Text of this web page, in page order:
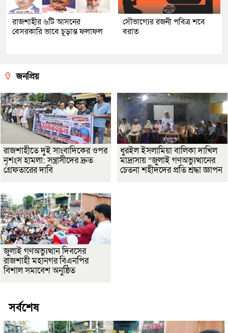
রাজশাহীর ৬টি আসনের
বেসরকারি ভাবে চূড়ান্ত ফলাফল
সৌভাগ্যের রজনী পবিত্র শবে
বরাত
জনপ্রিয়
রাজশাহীতে দুই সাংবাদিকের ওপর
নৃশংস হামলা: সন্ত্রাসীদের দ্রুত
গ্রেফতারের দাবি
ধুরইল ইসলামিয়া বালিকা দাখিল
মাদ্রাসায় “জুলাই গণঅভ্যুত্থানের
চেতনা শহীদদের প্রতি শ্রদ্ধা জ্ঞাপন
জুলাই গণঅভ্যুত্থান দিবসের
রাজশাহী মহানগর বিএনপির
বিশাল সমাবেশ অনুষ্ঠিত
সর্বশেষ